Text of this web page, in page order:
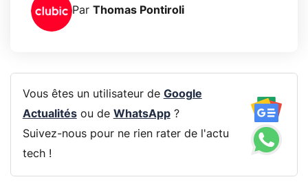
Par Thomas Pontiroli
Vous êtes un utilisateur de Google
Actualitésou de WhatsApp?
Suivez-nous pour ne rien rater de l'actu
tech !